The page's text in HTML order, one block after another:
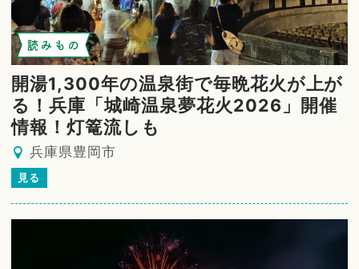
読みもの
開湯1,300年の温泉街で毎晩花火が上が
る！兵庫「城崎温泉夢花火2026」開催
情報！灯篭流しも
兵庫県豊岡市
見る